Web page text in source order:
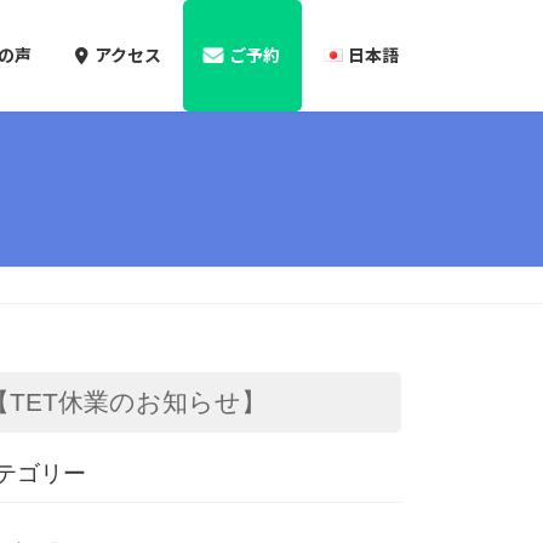
声 アクセス ご予約 日本語
TET休業のお知らせ】
ゴリー